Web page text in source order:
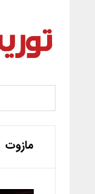
مازوت